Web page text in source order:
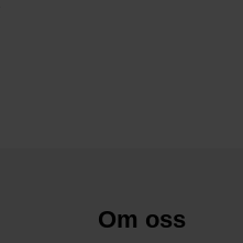
Om oss